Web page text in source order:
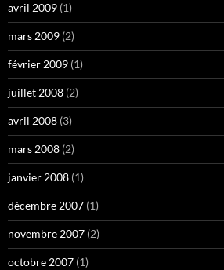
avril 2009 (1)
mars 2009 (2)
février 2009 (1)
juillet 2008 (2)
avril 2008 (3)
mars 2008 (2)
janvier 2008 (1)
décembre 2007 (1)
novembre 2007 (2)
octobre 2007 (1)